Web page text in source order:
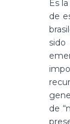
Es
de
sido
de